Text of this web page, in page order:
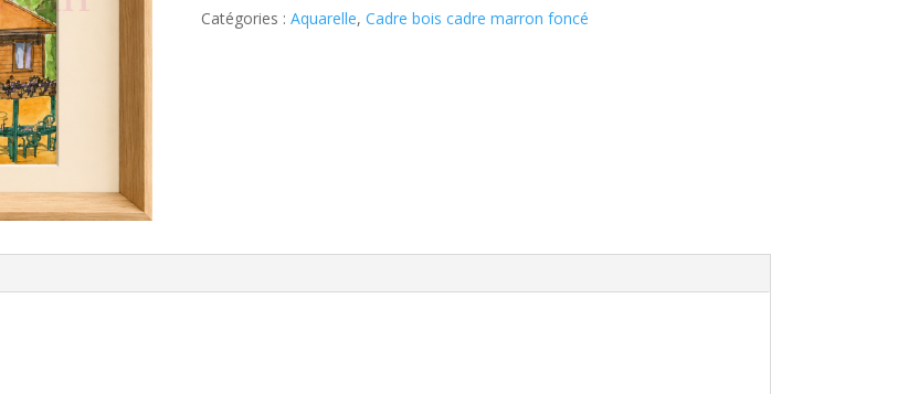
d’exception
Catégories : Aquarelle, Cadre bois cadre marron foncé